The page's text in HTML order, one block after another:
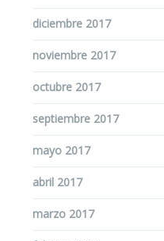
diciembre 2017
noviembre 2017
octubre 2017
septiembre 2017
mayo 2017
abril 2017
marzo 2017